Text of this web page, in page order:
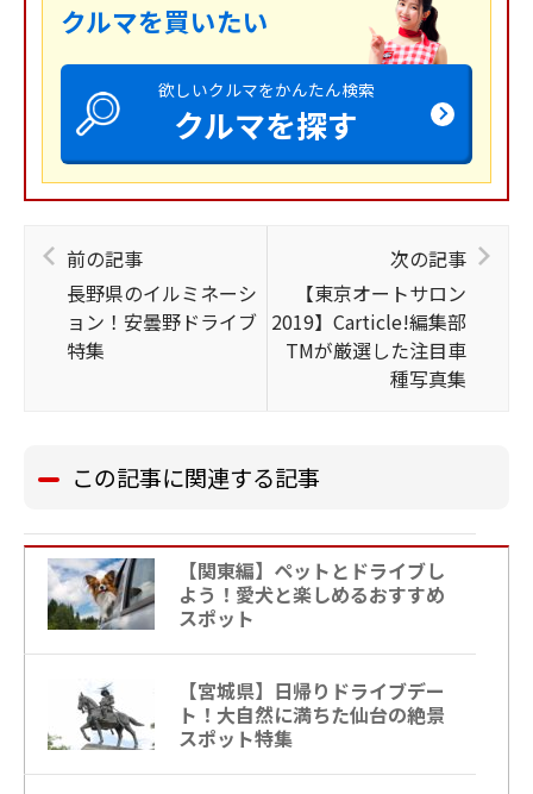
クルマを買いたい
欲しいクルマをかんたん検索
クルマを探す
前の記事
長野県のイルミネーシ
ョン！安曇野ドライブ
特集
次の記事
【東京オートサロン
2019】Carticle!編集部
TMが厳選した注目車
種写真集
この記事に関連する記事
【関東編】ペットとドライブし
よう！愛犬と楽しめるおすすめ
スポット
【宮城県】日帰りドライブデー
ト！大自然に満ちた仙台の絶景
スポット特集